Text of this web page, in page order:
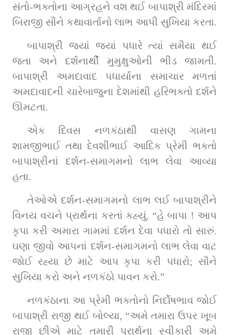
સંતો-ભક્તોના આગ્રહને વશ થઈ બાપાશ્રી મંદિરમાં
બિરાજી સૌને કથાવાર્તાનો લાભ આપી સુખિયા કરતા.
બાપાશ્રી જ્યાં જ્યાં પધારે ત્યાં સમૈયા થઈ
જતા અને દર્શનાર્થી મુમુક્ષુઓની ભીડ જામતી.
બાપાશ્રી અમદાવાદ પધાર્યાના સમાચાર મળતાં
અમદાવાદની ચારેબાજુના દેશમાંથી હરિભક્તો દર્શને
ઊમટતા.
એક દિવસ નળકંઠાથી વાસણ ગામના
શામજીભાઈ તથા દેવશીભાઈ આદિક પ્રેમી ભક્તો
બાપાશ્રીનાં દર્શન-સમાગમનો લાભ લેવા આવ્યા
હતા.
તેઓએ દર્શન-સમાગમનો લાભ લઈ બાપાશ્રીને
વિનય વચને પ્રાર્થના કરતાં કહ્યું, “હે બાપા ! આપ
કૃપા કરી અમારા ગામમાં દર્શન દેવા પધારો તો સારું.
ઘણા જીવો આપનાં દર્શન-સમાગમનો લાભ લેવા વાટ
જોઈ રહ્યા છે માટે આપ કૃપા કરી પધારો; સૌને
સુખિયા કરો અને નળકંઠો પાવન કરો.”
નળકંઠાના આ પ્રેમી ભક્તોનો નિર્દોષભાવ જોઈ
બાપાશ્રી રાજી થઈ બોલ્યા, “અમે તમારા ઉપર ખૂબ
રાજી છીએ માટે તમારી પ્રાર્થના સ્વીકારી અમે